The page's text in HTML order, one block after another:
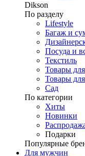
Dikson
По разделу
Lifestyle
Багаж и
Посуда и
Текстиль
Товары
Товары
Сад
По категории
Хиты
Новинки
Подарки
Популярные
Для мужчин